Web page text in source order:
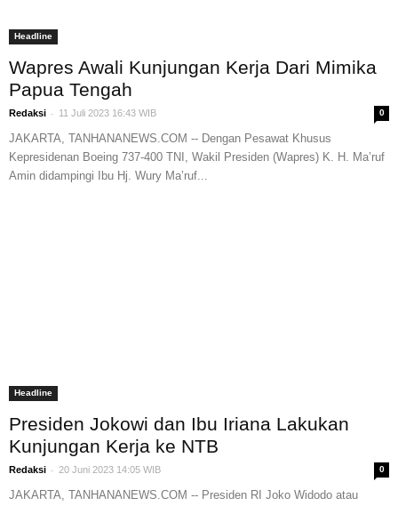
Headline
Wapres Awali Kunjungan Kerja Dari Mimika
Papua Tengah
Redaksi - 11 Juli 2023 16:43 WIB 0
JAKARTA, TANHANANEWS.COM -- Dengan Pesawat Khusus
Kepresidenan Boeing 737-400 TNI, Wakil Presiden (Wapres) K. H. Ma’ruf
Amin didampingi Ibu Hj. Wury Ma’ruf...
Headline
Presiden Jokowi dan Ibu Iriana Lakukan
Kunjungan Kerja ke NTB
Redaksi - 20 Juni 2023 14:05 WIB 0
JAKARTA, TANHANANEWS.COM -- Presiden RI Joko Widodo atau